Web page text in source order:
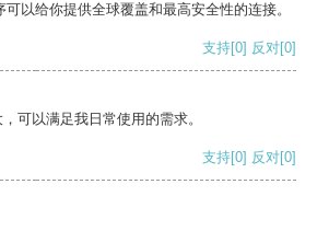
以给你提供全球覆盖和最高安全性的连接。
支持[0] 反对[0]
可以满足我日常使用的需求。
支持[0] 反对[0]